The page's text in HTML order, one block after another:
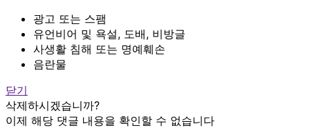
광고 또는 스팸
유언비어 및 욕설, 도배, 비방글
사생활 침해 또는 명예훼손
음란물
닫기
삭제하시겠습니까?
이제 해당 댓글 내용을 확인할 수 없습니다